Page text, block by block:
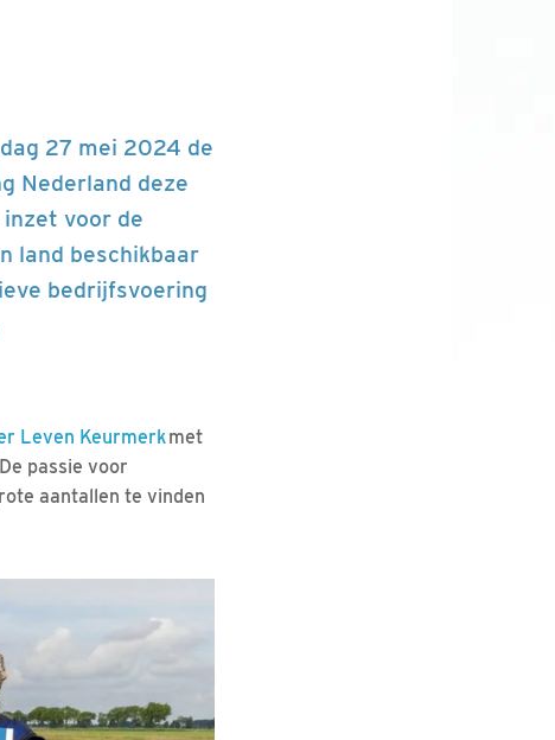
27 mei 2024 de
Nederland deze
voor de
land beschikbaar
bedrijfsvoering
Leven Keurmerkmet
passie voor
aantallen te vinden